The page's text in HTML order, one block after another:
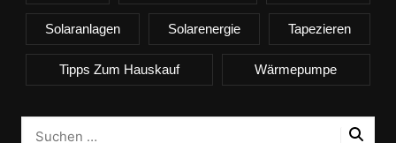
Solaranlagen Solarenergie Tapezieren
Tipps Zum Hauskauf Wärmepumpe